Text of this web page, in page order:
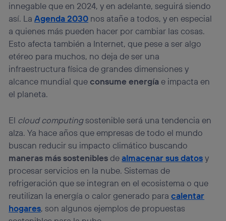
innegable que en 2024, y en adelante, seguirá siendo
así. LaAgenda 2030 nos atañe a todos, y en especial
a quienes más pueden hacer por cambiar las cosas.
Esto afecta también a Internet, que pese a ser algo
etéreo para muchos, no deja de ser una
infraestructura física de grandes dimensiones y
alcance mundial queconsume energíae impacta en
el planeta.
El cloud computingsostenible será una tendencia en
alza. Ya hace años que empresas de todo el mundo
buscan reducir su impacto climático buscando
maneras más sosteniblesdealmacenar sus datosy
procesar servicios en la nube. Sistemas de
refrigeración que se integran en el ecosistema o que
reutilizan la energía o calor generado paracalentar
hogares, son algunos ejemplos de propuestas